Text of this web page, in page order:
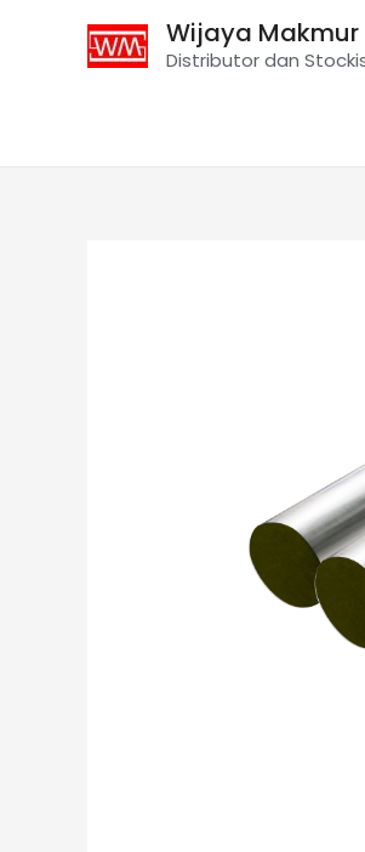
Wijaya Makmur
Distributor dan